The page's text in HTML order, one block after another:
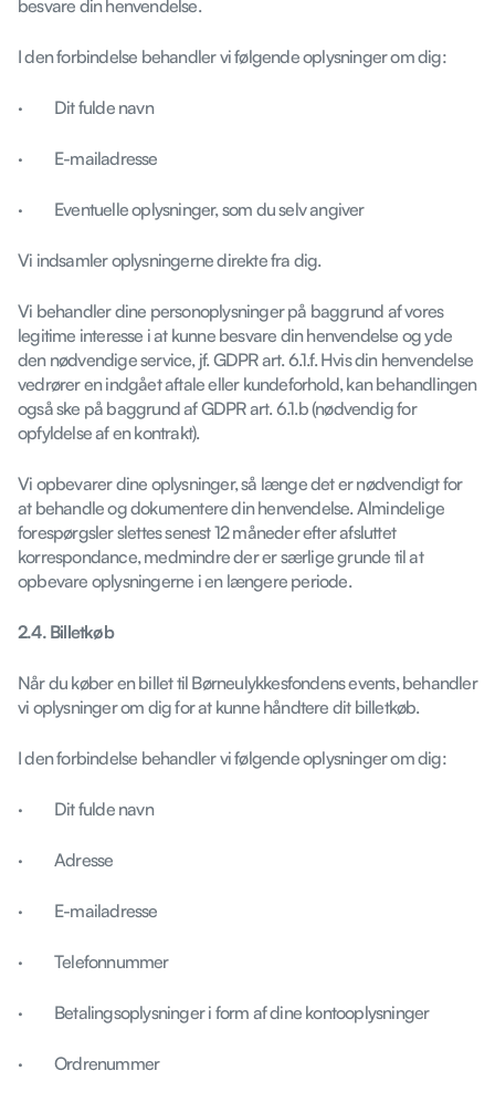
besvare din henvendelse.
I den forbindelse behandler vi følgende oplysninger om dig:
· Dit fulde navn
· E-mailadresse
· Eventuelle oplysninger, som du selv angiver
Vi indsamler oplysningerne direkte fra dig.
Vi behandler dine personoplysninger på baggrund af vores
legitime interesse i at kunne besvare din henvendelse og yde
den nødvendige service, jf. GDPR art. 6.1.f. Hvis din henvendelse
vedrører en indgået aftale eller kundeforhold, kan behandlingen
også ske på baggrund af GDPR art. 6.1.b (nødvendig for
opfyldelse af en kontrakt).
Vi opbevarer dine oplysninger, så længe det er nødvendigt for
at behandle og dokumentere din henvendelse. Almindelige
forespørgsler slettes senest 12 måneder efter afsluttet
korrespondance, medmindre der er særlige grunde til at
opbevare oplysningerne i en længere periode.
2.4. Billetkøb
Når du køber en billet til Børneulykkesfondens events, behandler
vi oplysninger om dig for at kunne håndtere dit billetkøb.
I den forbindelse behandler vi følgende oplysninger om dig:
· Dit fulde navn
· Adresse
· E-mailadresse
· Telefonnummer
· Betalingsoplysninger i form af dine kontooplysninger
· Ordrenummer